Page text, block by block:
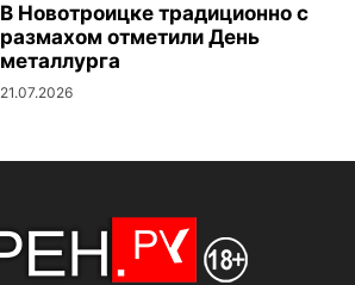
В Новотроицке традиционно с
размахом отметили День
металлурга
21.07.2026